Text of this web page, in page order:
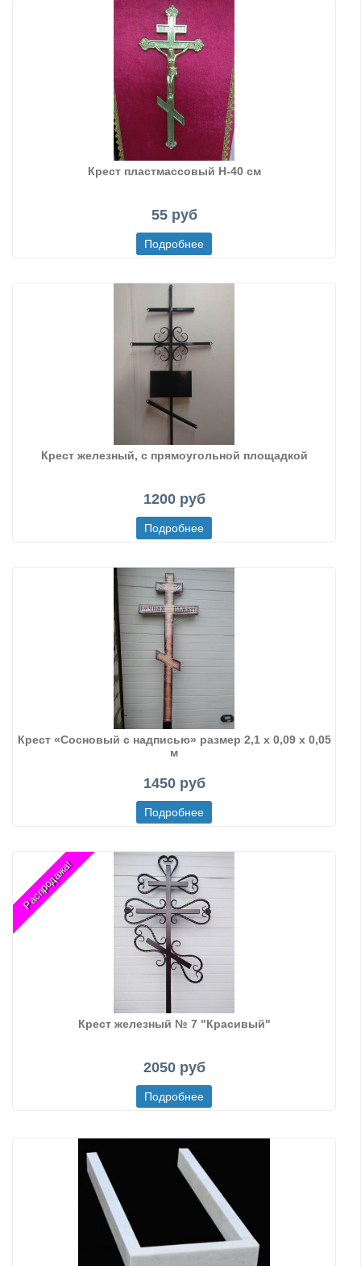
Крест пластмассовый Н-40 см
55 руб
Крест железный, с прямоугольной площадкой
1200 руб
Крест «Сосновый с надписью» размер 2,1 х 0,09 х 0,05
м
1450 руб
Распродажа!
Крест железный № 7 "Красивый"
2050 руб